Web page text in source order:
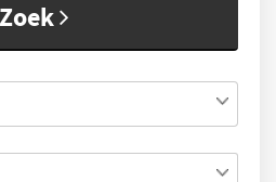
Zoek